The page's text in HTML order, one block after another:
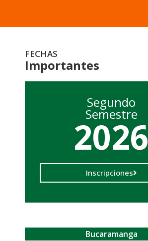
FECHAS
Importantes
Segundo
Semestre
2026
Inscripciones
Bucaramanga